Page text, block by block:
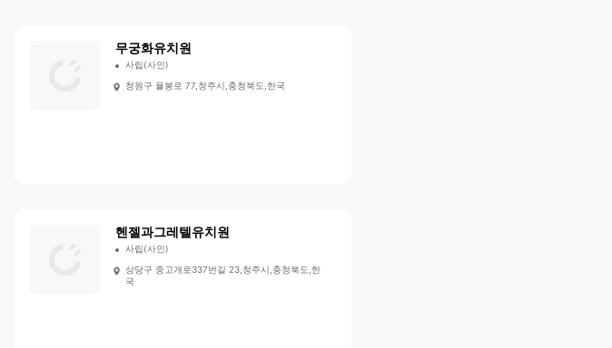
무궁화유치원
사립(사인)
청원구 율봉로 77,청주시,충청북도,한국
헨젤과그레텔유치원
사립(사인)
상당구 중고개로337번길 23,청주시,충청북도,한
국